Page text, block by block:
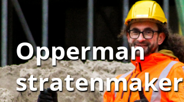
Opperman
stratenmaker